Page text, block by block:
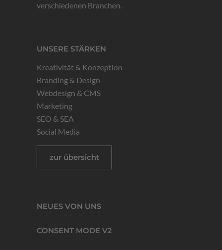
verschiedenen Branchen.
UNSERE STÄRKEN
Kreativität & Konzeption
Branding & Design
Webdesign & CMS
Marketing
SEO & SEA
Social Media
zur übersicht
NEUES VON UNS
CONSENT MODE V2